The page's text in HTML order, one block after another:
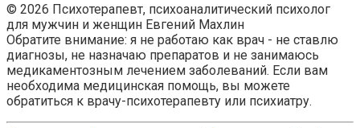
© 2026 Психотерапевт, психоаналитический психолог
для мужчин и женщин Евгений Махлин
Обратите внимание: я не работаю как врач - не ставлю
диагнозы, не назначаю препаратов и не занимаюсь
медикаментозным лечением заболеваний. Если вам
необходима медицинская помощь, вы можете
обратиться к врачу-психотерапевту или психиатру.